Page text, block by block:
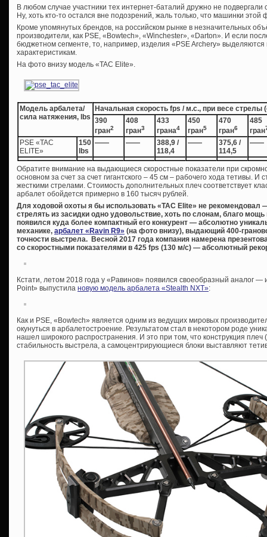
В любом случае участники тех интернет-баталий дружно не
Ну, хоть кто-то остался вне подозрений, жаль только, что машинки этой
Кроме упомянутых брендов, на российском рынке в незначительных
производители, как PSE, «Bowtech», «Winchester», «Darton». И если
бюджетном сегменте, то, например, изделия «PSE Archery» выделяются
характеристикам.
На фото внизу модель «TAC Elite».
Модель арбалета/
сила натяжения, lbs
Начальная скорость fps / м.с., при весе стрелы
390
гран2
408
гран3
433
грана4
450
гран5
470
гран6
485
гран
PSE «TAC
ELITE»
150
lbs
—— ——
388,9 /
118,4
——
375,6 /
114,5
——
Обратите внимание на выдающиеся скоростные показатели при
основном за счет за счет гигантского – 45 см – рабочего хода тетивы.
жесткими стрелами. Стоимость дополнительных плеч соответствует
арбалет обойдется примерно в 160 тысяч рублей.
Для ходовой охоты я бы использовать «ТАС Elite» не рекомендовал
стрелять из засидки одно удовольствие, хоть по слонам, благо
появился куда более компактный его конкурент — абсолютно
механике, арбалет «Ravin R9» (на фото внизу), выдающий 400-
точности выстрела. Весной 2017 года компания намерена
со скоростными показателями в 425 fps (130 м/с) — абсолютный
Кстати, летом 2018 года у «Равинов» появился своеобразный аналог
Point» выпустила новую модель арбалета «Stealth NXT»:
Как и PSE, «Bowtech» является одним из ведущих мировых
окунуться в арбалетостроение. Результатом стал в некотором роде
нашел широкого распространения. И это при том, что конструкция
стабильность выстрела, а самоцентрирующиеся блоки выставляют